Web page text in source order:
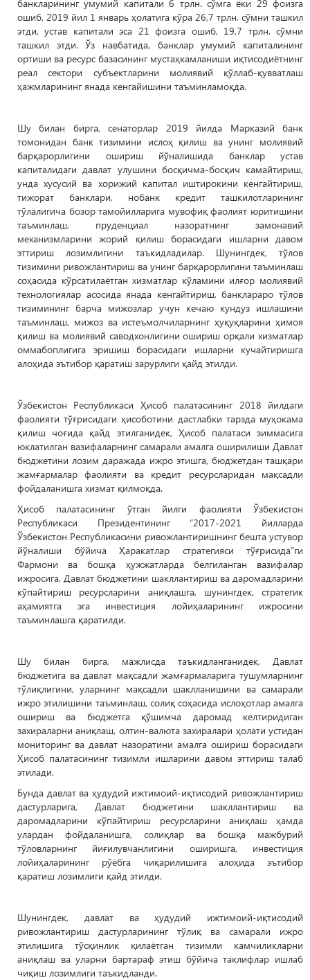
банкларининг умумий капитали 6 трлн. сўмга ёки 29 фоизга
ошиб, 2019 йил 1 январь ҳолатига кўра 26,7 трлн. сўмни ташкил
этди, устав капитали эса 21 фоизга ошиб, 19,7 трлн. сўмни
ташкил этди. Ўз навбатида, банклар умумий капиталининг
ортиши ва ресурс базасининг мустаҳкамланиши иқтисодиётнинг
реал сектори субъектларини молиявий қўллаб-қувватлаш
ҳажмларининг янада кенгайишини таъминламоқда.
Шу билан бирга, сенаторлар 2019 йилда Марказий банк
томонидан банк тизимини ислоҳ қилиш ва унинг молиявий
барқарорлигини ошириш йўналишида банклар устав
капиталидаги давлат улушини босқичма-босқич камайтириш,
унда хусусий ва хорижий капитал иштирокини кенгайтириш,
тижорат банклари, нобанк кредит ташкилотларининг
тўлалигича бозор тамойилларига мувофиқ фаолият юритишини
таъминлаш, пруденциал назоратнинг замонавий
механизмларини жорий қилиш борасидаги ишларни давом
эттириш лозимлигини таъкидладилар. Шунингдек, тўлов
тизимини ривожлантириш ва унинг барқарорлигини таъминлаш
соҳасида кўрсатилаётган хизматлар кўламини илғор молиявий
технологиялар асосида янада кенгайтириш, банклараро тўлов
тизимининг барча мижозлар учун кечаю кундуз ишлашини
таъминлаш, мижоз ва истеъмолчиларнинг ҳуқуқларини ҳимоя
қилиш ва молиявий саводхонлигини ошириш орқали хизматлар
оммабоплигига эришиш борасидаги ишларни кучайтиришга
алоҳида эътибор қаратиш зарурлиги қайд этилди.
Ўзбекистон Республикаси Ҳисоб палатасининг 2018 йилдаги
фаолияти тўғрисидаги ҳисоботини дастлабки тарзда муҳокама
қилиш чоғида қайд этилганидек, Ҳисоб палатаси зиммасига
юклатилган вазифаларнинг самарали амалга оширилиши Давлат
бюджетини лозим даражада ижро этишга, бюджетдан ташқари
жамғармалар фаолияти ва кредит ресурсларидан мақсадли
фойдаланишга хизмат қилмоқда.
Ҳисоб палатасининг ўтган йилги фаолияти Ўзбекистон
Республикаси Президентининг “2017-2021 йилларда
Ўзбекистон Республикасини ривожлантиришнинг бешта устувор
йўналиши бўйича Ҳаракатлар стратегияси тўғрисида”ги
Фармони ва бошқа ҳужжатларда белгиланган вазифалар
ижросига, Давлат бюджетини шакллантириш ва даромадларини
кўпайтириш ресурсларини аниқлашга, шунингдек, стратегик
аҳамиятга эга инвестиция лойиҳаларининг ижросини
таъминлашга қаратилди.
Шу билан бирга, мажлисда таъкидланганидек, Давлат
бюджетига ва давлат мақсадли жамғармаларига тушумларнинг
тўлиқлигини, уларнинг мақсадли шаклланишини ва самарали
ижро этилишини таъминлаш, солиқ соҳасида ислоҳотлар амалга
ошириш ва бюджетга қўшимча даромад келтиридиган
захираларни аниқлаш, олтин-валюта захиралари ҳолати устидан
мониторинг ва давлат назоратини амалга ошириш борасидаги
Ҳисоб палатасининг тизимли ишларини давом эттириш талаб
этилади.
Бунда давлат ва ҳудудий ижтимоий-иқтисодий ривожлантириш
дастурларига, Давлат бюджетини шакллантириш ва
даромадларини кўпайтириш ресурсларини аниқлаш ҳамда
улардан фойдаланишга, солиқлар ва бошқа мажбурий
тўловларнинг йиғилувчанлигини оширишга, инвестиция
лойиҳаларининг рўёбга чиқарилишига алоҳида эътибор
қаратиш лозимлиги қайд этилди.
Шунингдек, давлат ва ҳудудий ижтимоий-иқтисодий
ривожлантириш дастурларининг тўлиқ ва самарали ижро
этилишига тўсқинлик қилаётган тизимли камчиликларни
аниқлаш ва уларни бартараф этиш бўйича таклифлар ишлаб
чиқиш лозимлиги таъкидланди.